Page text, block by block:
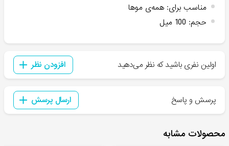
مناسب برای: همه‌ی موها
حجم: 100 میل
اولین نفری باشید که نظر می‌دهید افزودن نظر
پرسش و پاسخ ارسال پرسش
محصولات مشابه